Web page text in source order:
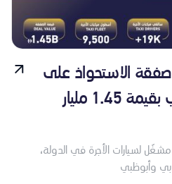
الاستحواذ على
شركة التاكسي الوطني بقيمة 1.45 مليار
لسيارات الأجرة في الدولة،